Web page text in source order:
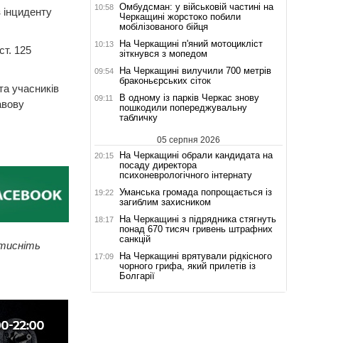
інциденту
125
учасників
10:58
Омбудсман: у військовій частині на
Черкащині жорстоко побили
мобілізованого бійця
10:13
На Черкащині п'яний мотоцикліст
зіткнувся з мопедом
09:54
На Черкащині вилучили 700 метрів
браконьєрських сіток
09:11
В одному із парків Черкас знову
пошкодили попереджувальну
табличку
05 серпня 2026
20:15
На Черкащині обрали кандидата на
посаду директора
психоневрологічного інтернату
19:22
Уманська громада попрощається із
загиблим захисником
18:17
На Черкащині з підрядника стягнуть
понад 670 тисяч гривень штрафних
санкцій
17:09
На Черкащині врятували рідкісного
чорного грифа, який прилетів із
Болгарії